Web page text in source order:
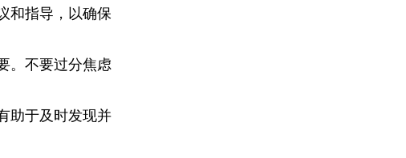
和指导，以确保
。不要过分焦虑
助于及时发现并